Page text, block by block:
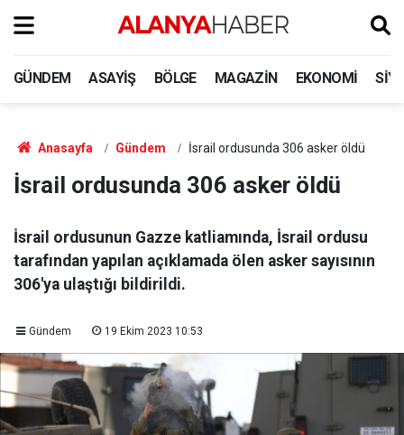
GÜNDEM ASAYIŞ BÖLGE MAGAZIN EKONOMI
Anasayfa Gündem İsrail ordusunda 306 asker öldü
İsrail ordusunda 306 asker öldü
İsrail ordusunun Gazze katliamında, İsrail ordusu
tarafından yapılan açıklamada ölen asker sayısının
306'ya ulaştığı bildirildi.
Gündem 19 Ekim 2023 10:53